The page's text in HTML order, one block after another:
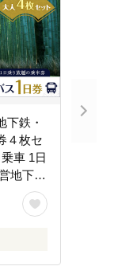
下鉄・
４枚セ
車 1日
地下鉄
京阪バ
券 乗
すめ
税 ］